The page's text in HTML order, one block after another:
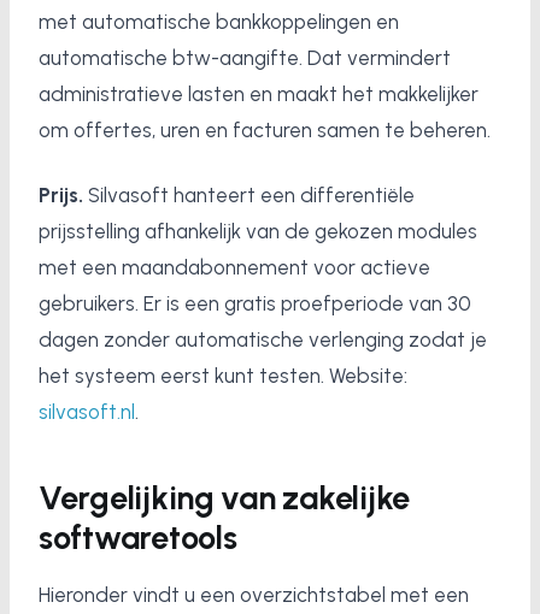
met automatische bankkoppelingen en
automatische btw-aangifte. Dat vermindert
administratieve lasten en maakt het makkelijker
om offertes, uren en facturen samen te beheren.
Prijs. Silvasoft hanteert een differentiële
prijsstelling afhankelijk van de gekozen modules
met een maandabonnement voor actieve
gebruikers. Er is een gratis proefperiode van 30
dagen zonder automatische verlenging zodat je
het systeem eerst kunt testen. Website:
silvasoft.nl .
Vergelijking van zakelijke
softwaretools
Hieronder vindt u een overzichtstabel met een